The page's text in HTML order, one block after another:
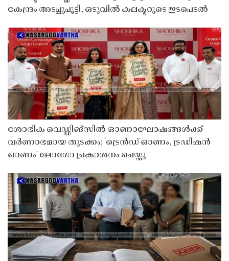
കേന്ദ്രം അടച്ചുപൂട്ടി, ഒടുവിൽ കലക്ടറുടെ ഇടപെടൽ
ശോഭിക വെഡ്ഡിങ്സിൽ ഓണാഘോഷങ്ങൾക്ക്
വർണാഭമായ തുടക്കം; 'ട്രെൻഡ് ഓണം, ട്രഡിഷൻ
ഓണം' ലോഗോ പ്രകാശനം ചെയ്തു